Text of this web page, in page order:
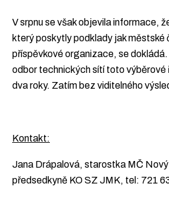
V srpnu se však objevila informace,
který poskytly podklady jak městské
příspěvkové organizace, se
odbor technických sítí toto výběrové
dva roky. Zatím bez viditelného
Kontakt:
Jana Drápalová, starostka MČ
předsedkyně KO SZ JMK, tel: 721